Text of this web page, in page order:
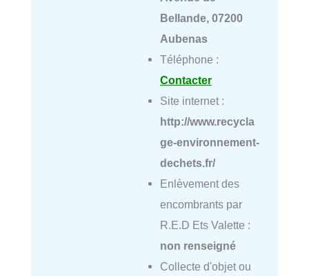
Bellande, 07200
Aubenas
Téléphone :
Contacter
Site internet :
http://www.recycla
ge-environnement-
dechets.fr/
Enlèvement des
encombrants par
R.E.D Ets Valette :
non renseigné
Collecte d'objet ou